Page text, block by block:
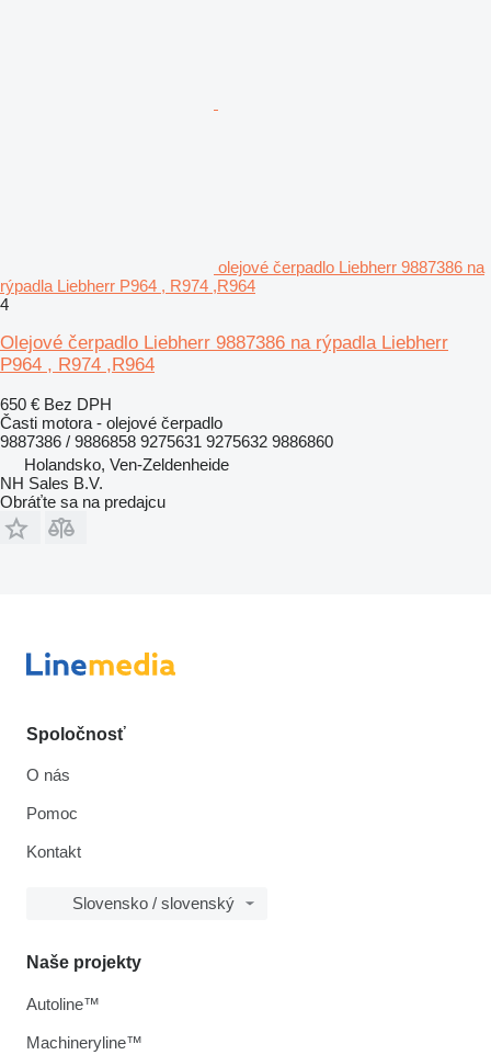
olejové čerpadlo Liebherr 9887386 na
rýpadla Liebherr P964 , R974 ,R964
4
Olejové čerpadlo Liebherr 9887386 na rýpadla Liebherr
P964 , R974 ,R964
650 € Bez DPH
Časti motora - olejové čerpadlo
9887386 / 9886858 9275631 9275632 9886860
Holandsko, Ven-Zeldenheide
NH Sales B.V.
Obráťte sa na predajcu
Spoločnosť
O nás
Pomoc
Kontakt
Slovensko / slovenský
Naše projekty
Autoline™
Machineryline™